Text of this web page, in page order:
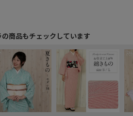
商品もチェックしています